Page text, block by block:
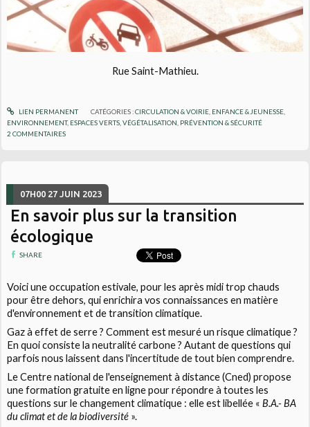
Rue Saint-Mathieu.
LIEN PERMANENT CATÉGORIES :CIRCULATION & VOIRIE, ENFANCE & JEUNESSE,
ENVIRONNEMENT, ESPACES VERTS, VÉGÉTALISATION PRÉVENTION & SÉCURITÉ
2 COMMENTAIRES
07H00 27 JUIN 2023
En savoir plus sur la transition
écologique
SHARE
Voici une occupation estivale, pour les après midi trop chauds
pour être dehors, qui enrichira vos connaissances en matière
d'environnement et de transition climatique.
Gaz à effet de serre ? Comment est mesuré un risque climatique ?
En quoi consiste la neutralité carbone ? Autant de questions qui
parfois nous laissent dans l'incertitude de tout bien comprendre.
Le Centre national de l'enseignement à distance (Cned) propose
une formation gratuite en ligne pour répondre à toutes les
questions sur le changement climatique : elle est libellée «B.A.- BA
du climat et de la biodiversité ».